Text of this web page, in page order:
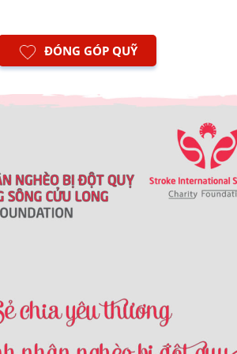
ĐÓNG GÓP QUỸ